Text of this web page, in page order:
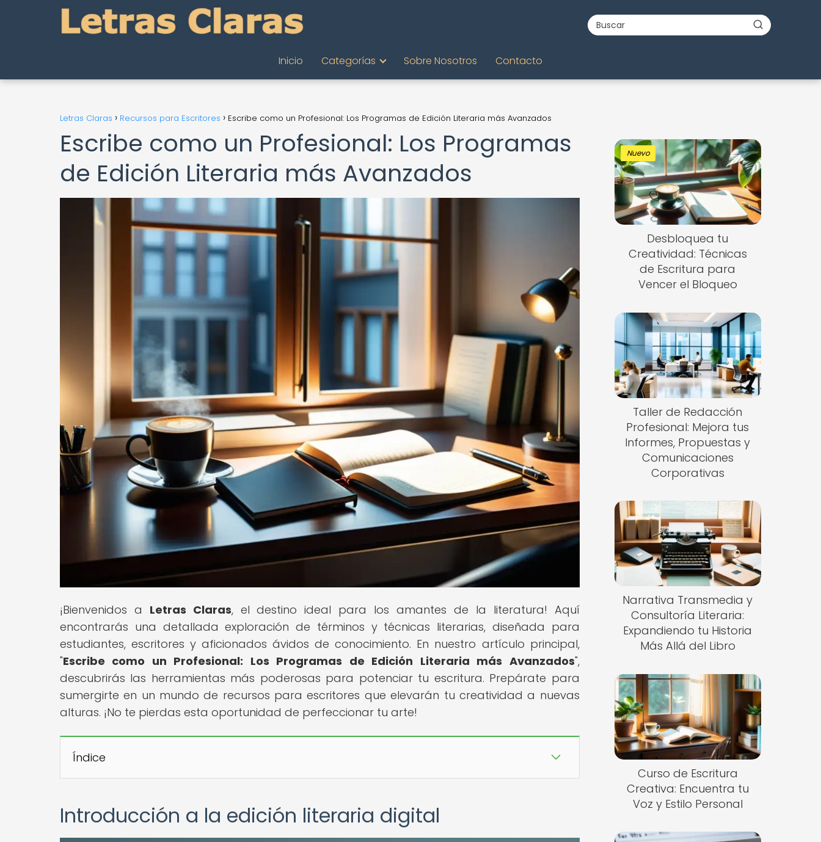
Inicio Categorías Sobre Nosotros Contacto
Letras Claras Recursos para Escritores Escribe como un Profesional: Los Programas de Edición Literaria más Avanzados
Escribe como un Profesional: Los Programas
de Edición Literaria más Avanzados
¡Bienvenidos a Letras Claras, el destino ideal para los amantes de la literatura! Aquí
encontrarás una detallada exploración de términos y técnicas literarias, diseñada para
estudiantes, escritores y aficionados ávidos de conocimiento. En nuestro artículo principal,
"Escribe como un Profesional: Los Programas de Edición Literaria más Avanzados",
descubrirás las herramientas más poderosas para potenciar tu escritura. Prepárate para
sumergirte en un mundo de recursos para escritores que elevarán tu creatividad a nuevas
alturas. ¡No te pierdas esta oportunidad de perfeccionar tu arte!
Índice
Introducción a la edición literaria digital
Nuevo
Desbloquea tu
Creatividad: Técnicas
de Escritura para
Vencer el Bloqueo
Taller de Redacción
Profesional: Mejora tus
Informes, Propuestas y
Comunicaciones
Corporativas
Narrativa Transmedia y
Consultoría Literaria:
Expandiendo tu Historia
Más Allá del Libro
Curso de Escritura
Creativa: Encuentra tu
Voz y Estilo Personal